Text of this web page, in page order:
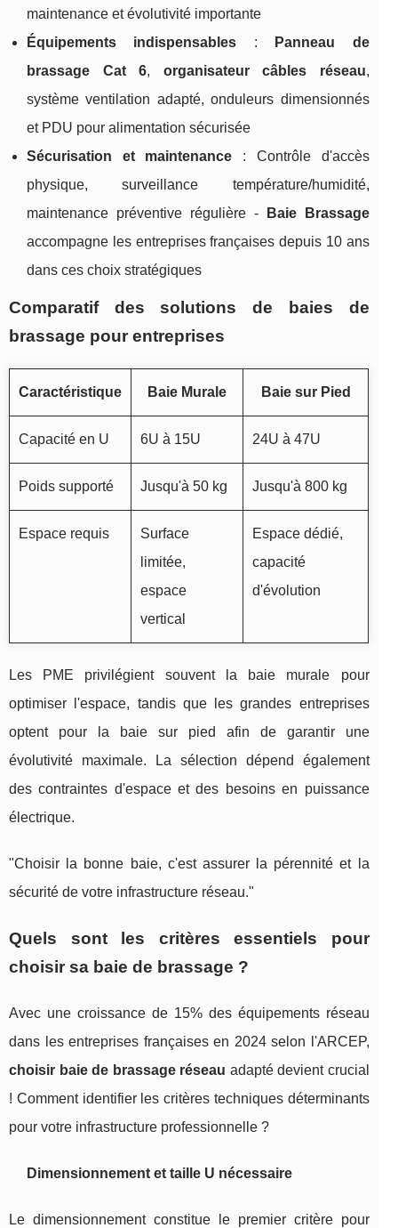
maintenance et évolutivité importante
Équipements indispensables :
Panneau de
brassage Cat 6, organisateur câbles réseau,
système ventilation adapté, onduleurs dimensionnés
et PDU pour alimentation sécurisée
Sécurisation et maintenance : Contrôle d'accès
physique, surveillance température/humidité,
maintenance préventive régulière -
Baie Brassage
accompagne les entreprises françaises depuis 10 ans
dans ces choix stratégiques
Comparatif des solutions de baies de
brassage pour entreprises
Caractéristique Baie Murale Baie sur Pied
Capacité en U 6U à 15U 24U à 47U
Poids supporté Jusqu'à 50 kg Jusqu'à 800 kg
Espace requis
Surface
limitée,
espace
vertical
Espace dédié,
capacité
d'évolution
Les PME privilégient souvent la baie murale pour
optimiser l'espace, tandis que les grandes entreprises
optent pour la baie sur pied afin de garantir une
évolutivité maximale. La sélection dépend également
des contraintes d'espace et des besoins en puissance
électrique.
"Choisir la bonne baie, c'est assurer la pérennité et la
sécurité de votre infrastructure réseau."
Quels sont les critères essentiels pour
choisir sa baie de brassage ?
Avec une croissance de 15% des équipements réseau
dans les entreprises françaises en 2024 selon l'ARCEP,
choisir baie de brassage réseau adapté devient crucial
! Comment identifier les critères techniques déterminants
pour votre infrastructure professionnelle ?
Dimensionnement et taille U nécessaire
Le dimensionnement constitue le premier critère pour